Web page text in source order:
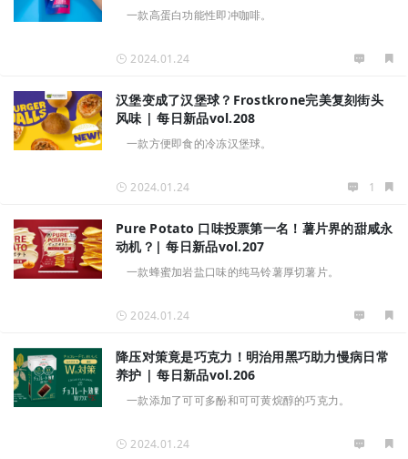
一款高蛋白功能性即冲咖啡。
2024.01.24
汉堡变成了汉堡球？Frostkrone完美复刻街头
风味 | 每日新品vol.208
一款方便即食的冷冻汉堡球。
2024.01.24 1
Pure Potato 口味投票第一名！薯片界的甜咸永
动机？| 每日新品vol.207
一款蜂蜜加岩盐口味的纯马铃薯厚切薯片。
2024.01.24
降压对策竟是巧克力！明治用黑巧助力慢病日常
养护 | 每日新品vol.206
一款添加了可可多酚和可可黄烷醇的巧克力。
2024.01.24